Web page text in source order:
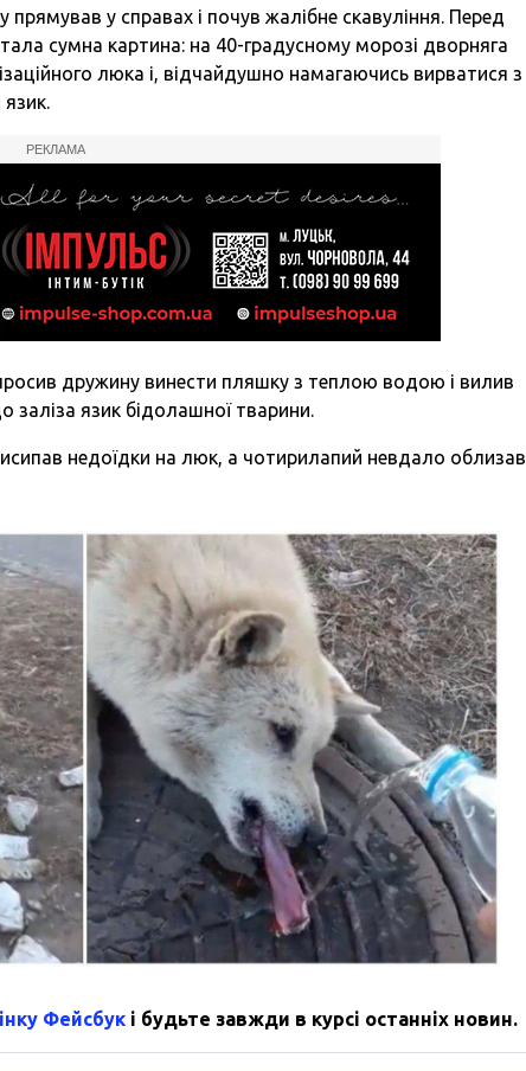
у справах і почув жалібне скавуління. Перед
сумна картина: на 40-градусному морозі дворняга
люка і, відчайдушно намагаючись вирватися з
язик.
РЕКЛАМА
дружину винести пляшку з теплою водою і вилив
заліза язик бідолашної тварини.
недоїдки на люк, а чотирилапий невдало облизав
Фейсбук і будьте завжди в курсі останніх новин.